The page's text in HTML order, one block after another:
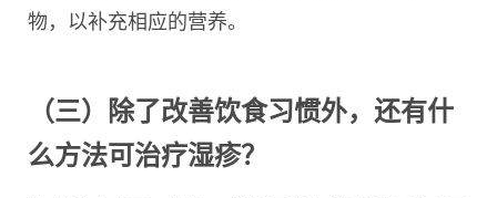
物，以补充相应的营养。
（三）除了改善饮食习惯外，还有什
么方法可治疗湿疹？